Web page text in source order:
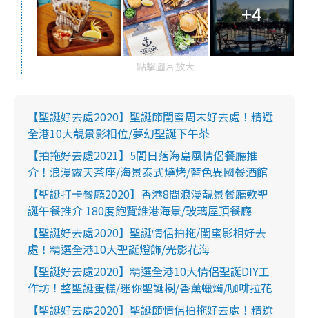
+4
點擊圖片放大
【聖誕好去處2020】聖誕節閨蜜周末好去處！精選
全港10大靚景影相位/夢幻聖誕下午茶
【拍拖好去處2021】5間日落海島風情侶餐廳推
介！浪漫露天茶座/海景泰式燒烤/藍色異國餐酒館
【聖誕打卡餐廳2020】香港8間浪漫靚景餐廳歎聖
誕午餐推介 180度飽覽維港海景/玻璃屋頂餐廳
【聖誕好去處2020】聖誕情侶拍拖/閨蜜影相好去
處！精選全港10大聖誕燈飾/光影花海
【聖誕好去處2020】精選全港10大情侶聖誕DIY工
作坊！整聖誕蛋糕/迷你聖誕樹/香薰蠟燭/咖啡拉花
【聖誕好去處2020】聖誕節情侶拍拖好去處！精選